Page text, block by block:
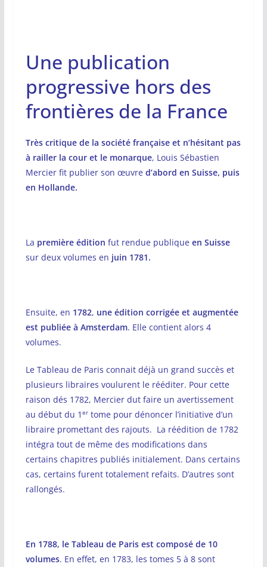
Une publication
progressive hors des
frontières de la France
Très critique de la société française et n’hésitant pas
à railler la cour et le monarque, Louis Sébastien
Mercier fit publier son œuvre d’abord en Suisse, puis
en Hollande.
La première édition fut rendue publique en Suisse
sur deux volumes en juin 1781.
Ensuite, en 1782, une édition corrigée et augmentée
est publiée à Amsterdam. Elle contient alors 4
volumes.
Le Tableau de Paris connait déjà un grand succès et
plusieurs libraires voulurent le rééditer. Pour cette
raison dés 1782, Mercier dut faire un avertissement
au début du 1 ertome pour dénoncer l’initiative d’un
libraire promettant des rajouts. La réédition de 1782
intégra tout de même des modifications dans
certains chapitres publiés initialement. Dans certains
cas, certains furent totalement refaits. D’autres sont
rallongés.
En 1788, le Tableau de Paris est composé de 10
volumes. En effet, en 1783, les tomes 5 à 8 sont